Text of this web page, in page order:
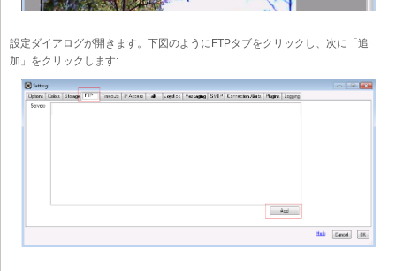
設定ダイアログが開きます。下図のようにFTPタブをクリックし、次に「追
加」をクリックします: